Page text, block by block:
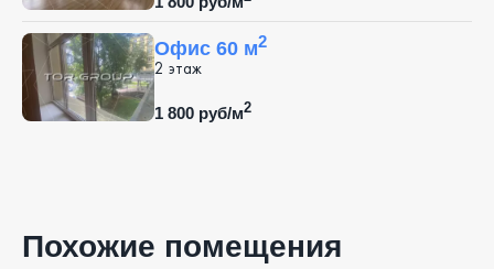
Офис 60 м2
2 этаж
1 800 руб/м2
Похожие помещения